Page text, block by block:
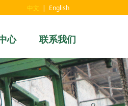
中文 | English
心 联系我们